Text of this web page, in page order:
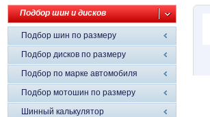
Подбор шин и дисков
Подбор шин по размеру
Подбор дисков по размеру
Подбор по марке автомобиля
Подбор мотошин по размеру
Шинный калькулятор